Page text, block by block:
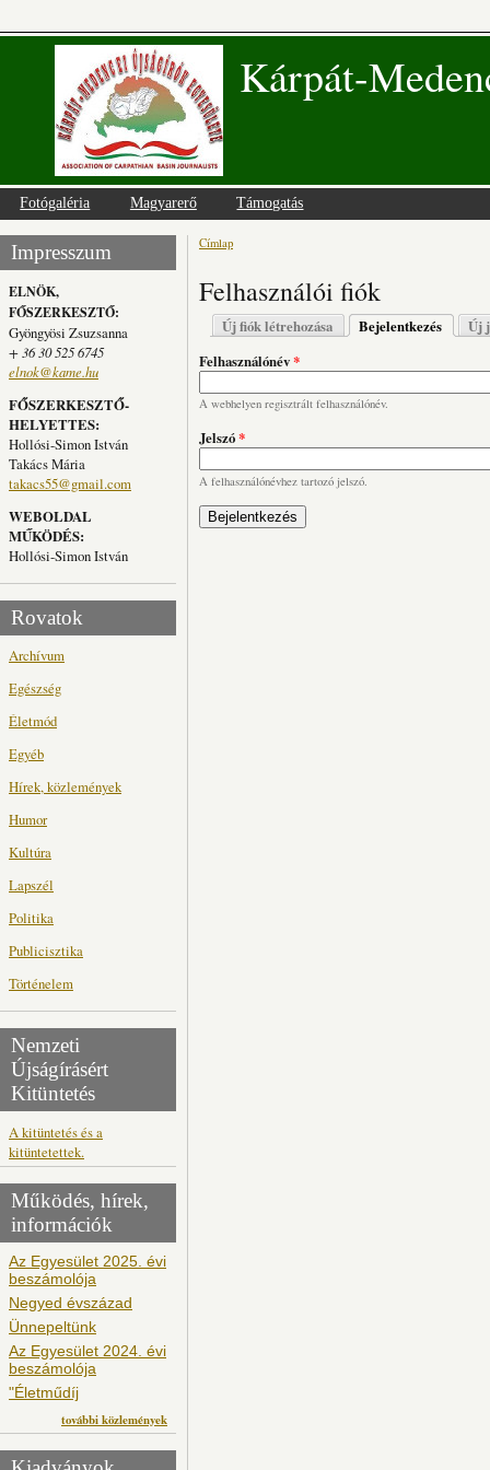
Kárpát-
Fotógaléria Magyarerő Támogatás
Impresszum
ELNÖK,
FŐSZERKESZTŐ:
Gyöngyösi Zsuzsanna
+ 36 30 525 6745
elnok@kame.hu
FŐSZERKESZTŐ-
HELYETTES:
Hollósi-Simon István
Takács Mária
takacs55@gmail.com
WEBOLDAL
MŰKÖDÉS:
Hollósi-Simon István
Rovatok
Archívum
Egészség
Életmód
Egyéb
Hírek, közlemények
Humor
Kultúra
Lapszél
Politika
Publicisztika
Történelem
Nemzeti
Újságírásért
Kitüntetés
A kitüntetés és a
kitüntetettek.
Működés, hírek,
információk
Az Egyesület 2025. évi
beszámolója
Negyed évszázad
Ünnepeltünk
Az Egyesület 2024. évi
beszámolója
"Életműdíj
további közlemények
Jelenlegi hely
Címlap
Felhasználói fiók
Elsődleges fülek
Új fiók létrehozása Bejelentkezés (aktív
Új
Felhasználónév*
A webhelyen regisztrált felhasználónév.
Jelszó*
A felhasználónévhez tartozó jelszó.